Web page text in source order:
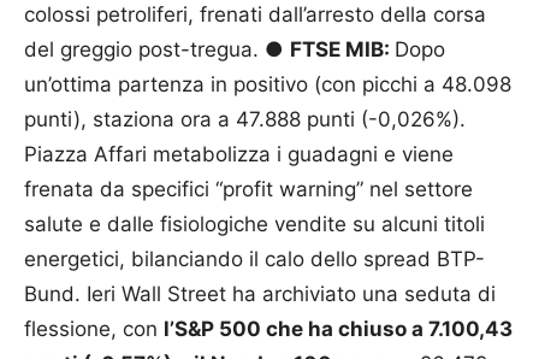
colossi petroliferi, frenati dall’arresto della corsa
del greggio post-tregua. ● FTSE MIB: Dopo
un’ottima partenza in positivo (con picchi a 48.098
punti), staziona ora a 47.888 punti (-0,026%).
Piazza Affari metabolizza i guadagni e viene
frenata da specifici “profit warning” nel settore
salute e dalle fisiologiche vendite su alcuni titoli
energetici, bilanciando il calo dello spread BTP-
Bund. Ieri Wall Street ha archiviato una seduta di
flessione, con l’S&P 500 che ha chiuso a 7.100,43